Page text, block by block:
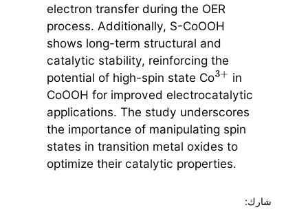
electron transfer during the OER
process. Additionally, S-CoOOH
shows long-term structural and
catalytic stability, reinforcing the
potential of high-spin state Co3+ in
CoOOH for improved electrocatalytic
applications. The study underscores
the importance of manipulating spin
states in transition metal oxides to
optimize their catalytic properties.
شارك: